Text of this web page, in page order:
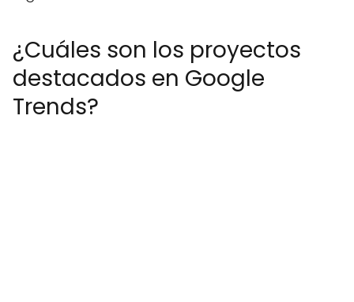
¿Cuáles son los proyectos
destacados en Google
Trends?